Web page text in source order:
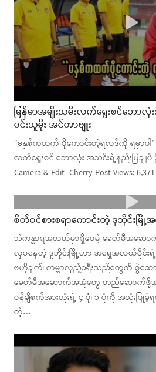
မြန်မာအမျိုးသမီးလက်ရွေးစင်ဘောလုံး
ဝင်းသူမိုး အင်တာဗျူး
“မနှစ်ကထက် ပိုကောင်းတဲ့ရလဒ်ကို ရမှာပါ”
လက်ရွေးစင် ဘောလုံး အသင်းရဲ့နည်းပြချူပ်
Camera & Edit- Cherry Post Views: 6,371
စိတ်ဝင်စားစရာကောင်းတဲ့ ဒူဘိုင်းမြို့အ
သဲကန္တာရအလယ်မှာရှိပေမဲ့ ခေတ်မီအဆော
လှပနေတဲ့ ဒူဘိုင်းမြို့ဟာ အရှေ့အလယ်ပိုင်းရဲ့ စီ
ဗဟိုချက်၊ ကမ္ဘာလှည့်ခရီးသည်တွေကို စွဲဆော
ခေတ်မီအဆောက်အအုံတွေ တည်ဆောက်ဖို့အ
ဝန်ချီစက်အားလုံးရဲ့ ၄ ပုံ၊ ၁ ပုံကို အသုံးပြုခဲ့
တဲ့…